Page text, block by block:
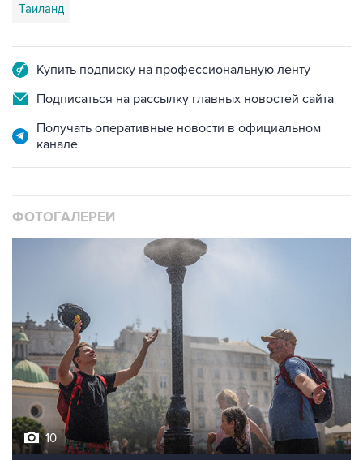
Таиланд
Купить подписку на профессиональную ленту
Подписаться на рассылку главных новостей сайта
Получать оперативные новости в официальном
канале
ФОТОГАЛЕРЕИ
10